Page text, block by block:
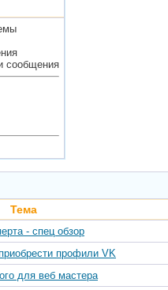
сообщения
Тема
- спец обзор
профили VK
для веб мастера